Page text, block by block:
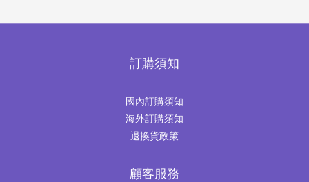
訂購須知
國內訂購須知
海外訂購須知
退換貨政策
顧客服務